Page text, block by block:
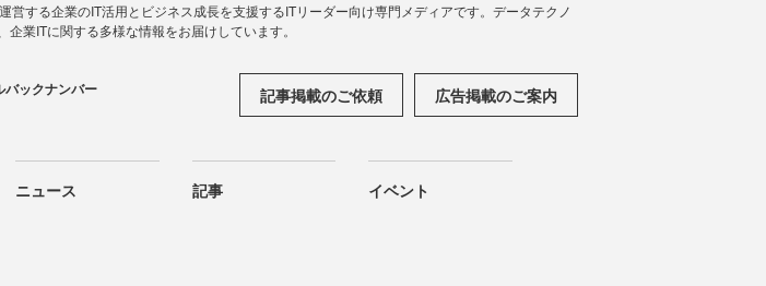
営する企業のIT活用とビジネス成長を支援するITリーダー向け専門メディアです。データテクノ
業ITに関する多様な情報をお届けしています。
バックナンバー 記事掲載のご依頼 広告掲載のご案内
ニュース 記事 イベント